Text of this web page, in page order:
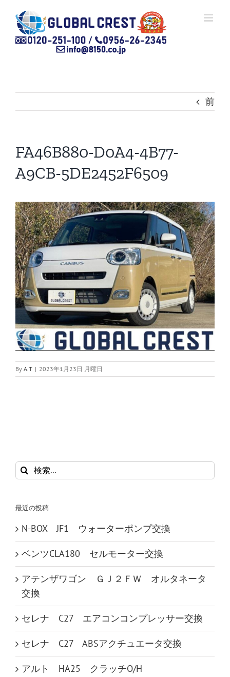
content
前
FA46B880-D0A4-4B77-
A9CB-5DE2452F6509
By A.T | 2023年1月23日 月曜日
検
索
最近の投稿
N-BOX JF1 ウォーターポンプ交換
ベンツCLA180 セルモーター交換
アテンザワゴン ＧＪ２ＦＷ オルタネータ
交換
セレナ C27 エアコンコンプレッサー交換
セレナ C27 ABSアクチュエータ交換
アルト HA25 クラッチO/H